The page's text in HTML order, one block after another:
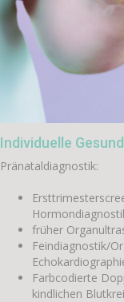
Individuelle
Pränataldiagnostik:
früher
Feindiagnostik/
Farbcodierte
kindlichen